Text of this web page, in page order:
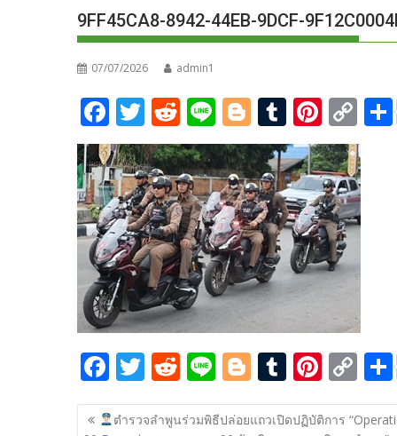
9FF45CA8-8942-44EB-9DCF-
07/07/2026 admin1
F
ac
e
b
o
o
k
T
w
itt
er
R
e
d
di
t
Li
n
e
Bl
o
g
g
er
T
u
m
bl
r
Pi
nt
er
e
st
C
o
p
y
Li
k
F
ac
e
T
w
itt
R
e
d
Li
n
e
Bl
o
g
T
u
m
Pi
nt
er
C
o
p
แนะแนว
ตำรวจลำพูนร่วมพิธีปล่อยแถวเปิดปฏิบัติการ